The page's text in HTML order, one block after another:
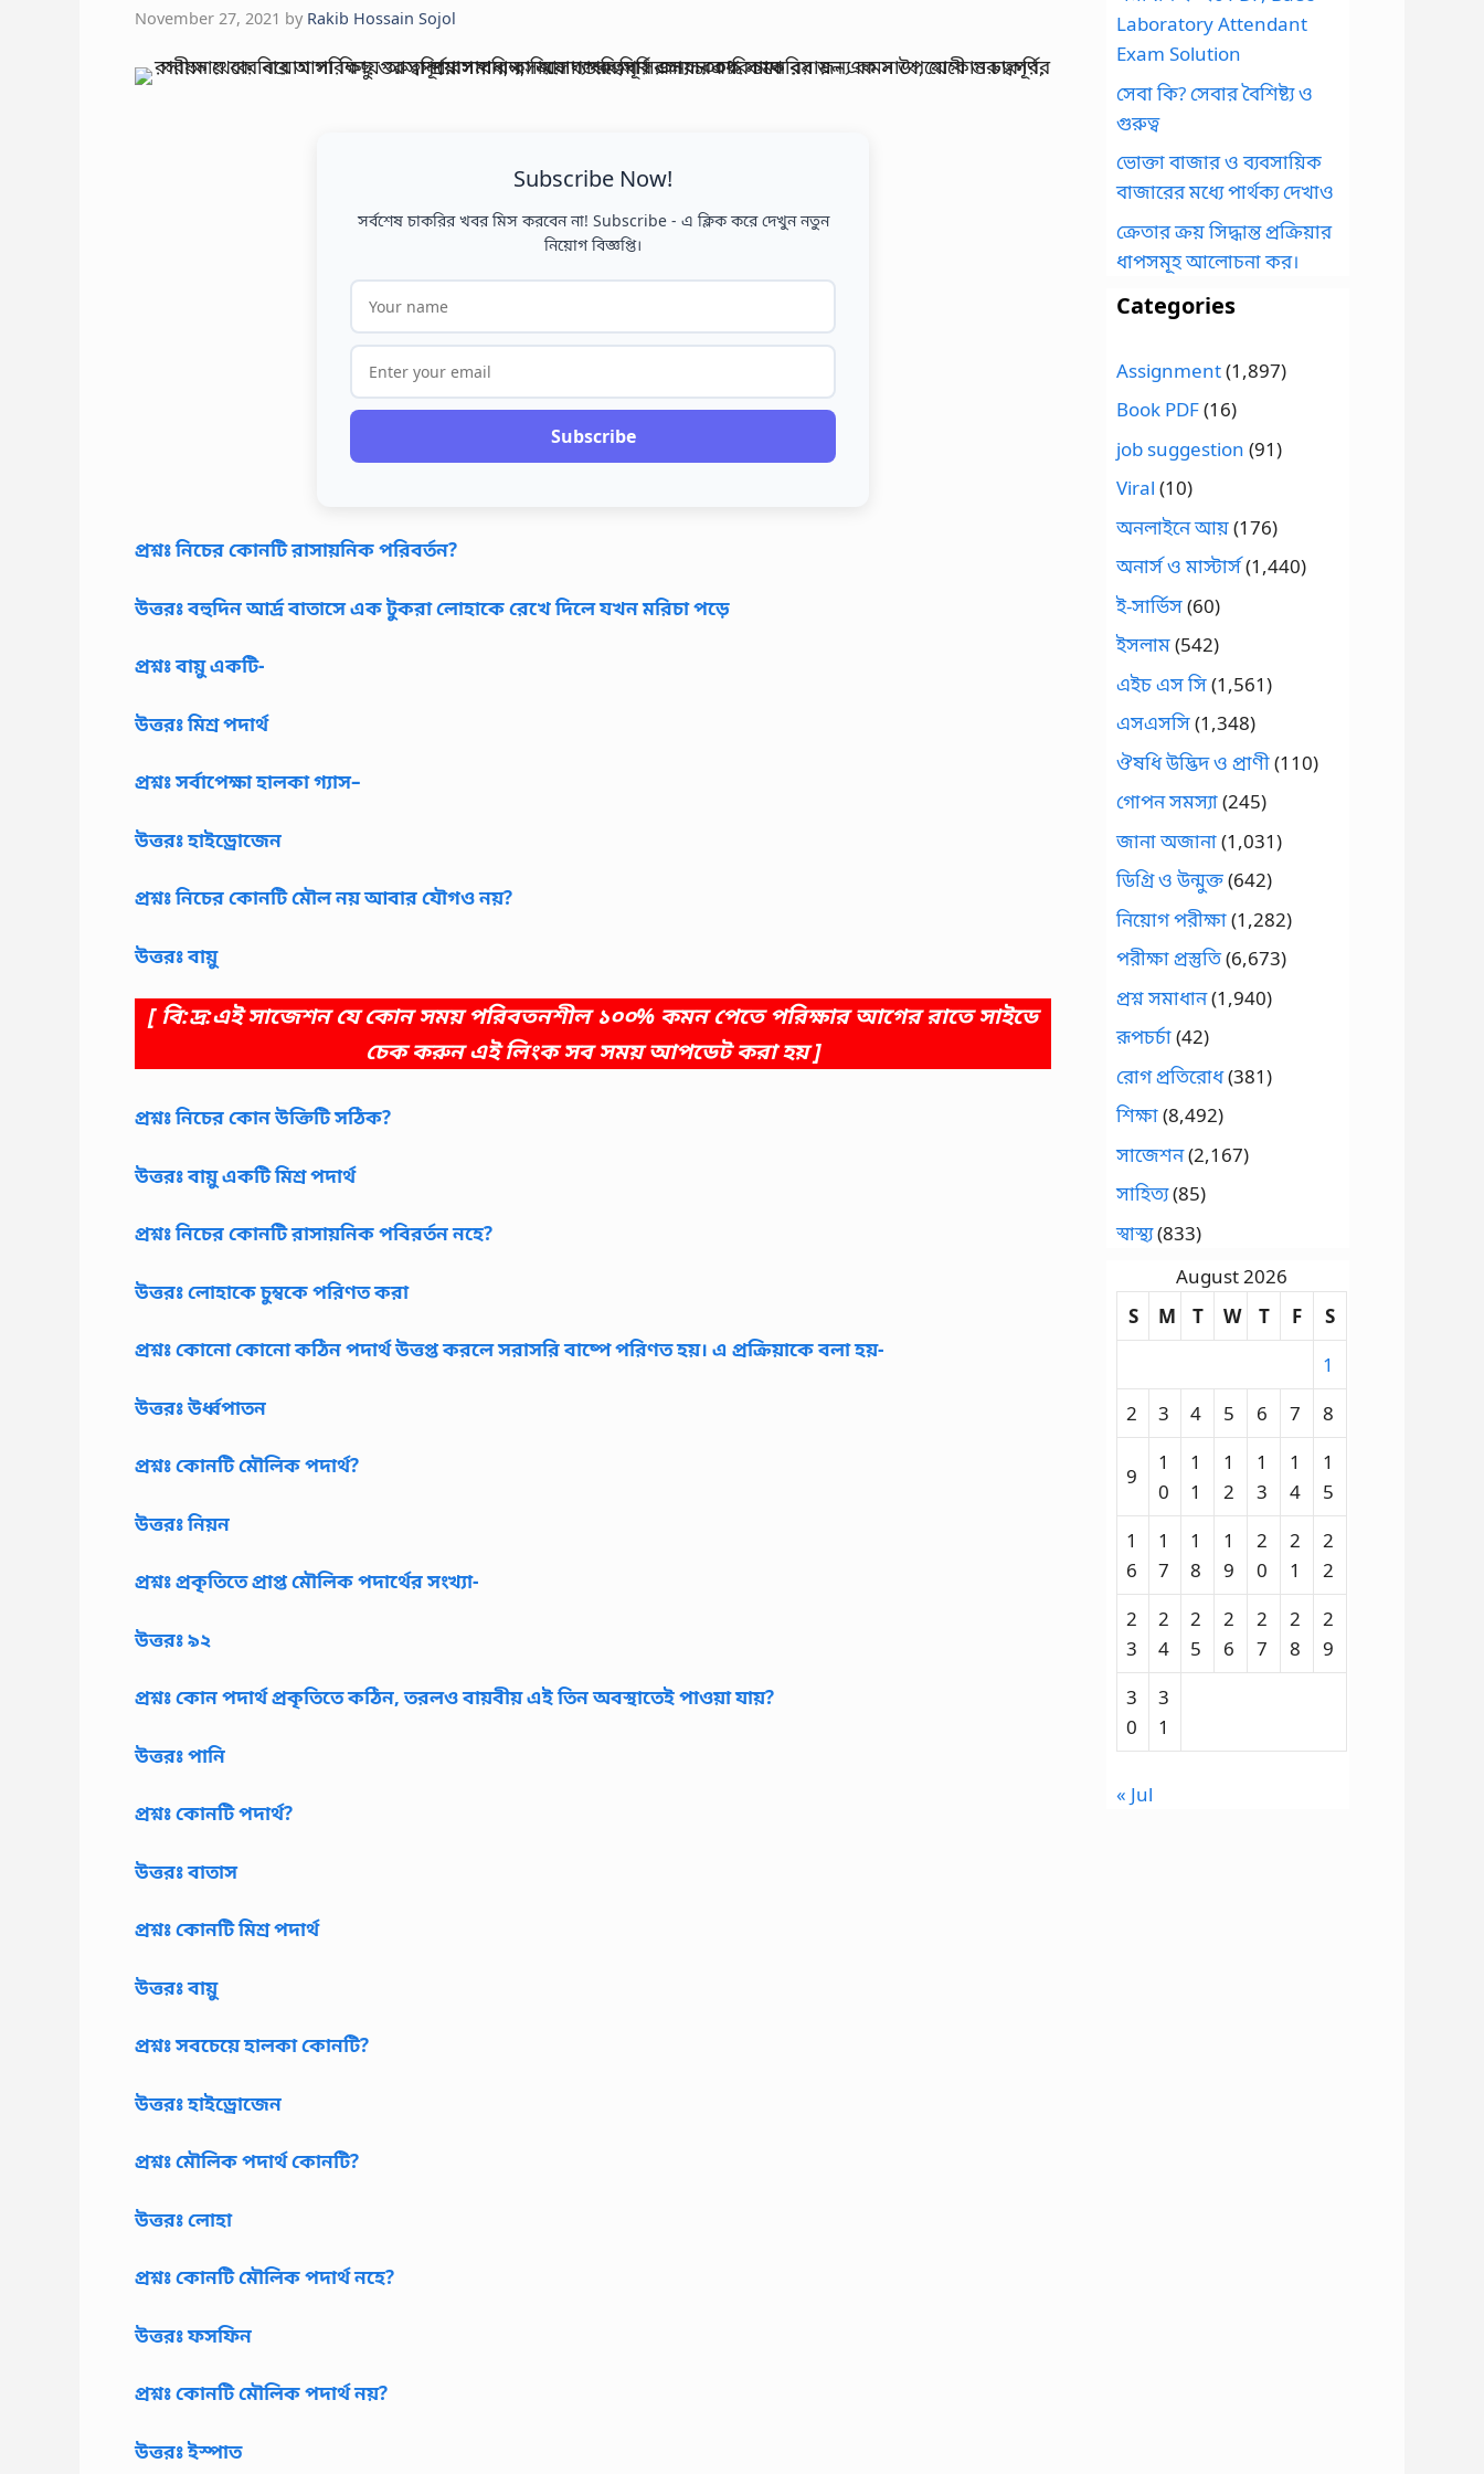
November 27, 2021 by Rakib Hossain Sojol
Subscribe Now!
সর্বশেষ চাকরির খবর মিস করবেন না! Subscribe - এ ক্লিক করে দেখুন নতুন
নিয়োগ বিজ্ঞপ্তি।
Subscribe
প্রশ্নঃ নিচের কোনটি রাসায়নিক পরিবর্তন?
উত্তরঃ বহুদিন আর্দ্র বাতাসে এক টুকরা লোহাকে রেখে দিলে যখন মরিচা পড়ে
প্রশ্নঃ বায়ু একটি-
উত্তরঃ মিশ্র পদার্থ
প্রশ্নঃ সর্বাপেক্ষা হালকা গ্যাস–
উত্তরঃ হাইড্রোজেন
প্রশ্নঃ নিচের কোনটি মৌল নয় আবার যৌগও নয়?
উত্তরঃ বায়ু
[ বি:দ্র:এই সাজেশন যে কোন সময় পরিবতনশীল ১০০% কমন পেতে পরিক্ষার আগের রাতে সাইডে
চেক করুন এই লিংক সব সময় আপডেট করা হয় ]
প্রশ্নঃ নিচের কোন উক্তিটি সঠিক?
উত্তরঃ বায়ু একটি মিশ্র পদার্থ
প্রশ্নঃ নিচের কোনটি রাসায়নিক পবিরর্তন নহে?
উত্তরঃ লোহাকে চুম্বকে পরিণত করা
প্রশ্নঃ কোনো কোনো কঠিন পদার্থ উত্তপ্ত করলে সরাসরি বাষ্পে পরিণত হয়। এ প্রক্রিয়াকে বলা হয়-
উত্তরঃ উর্ধ্বপাতন
প্রশ্নঃ কোনটি মৌলিক পদার্থ?
উত্তরঃ নিয়ন
প্রশ্নঃ প্রকৃতিতে প্রাপ্ত মৌলিক পদার্থের সংখ্যা-
উত্তরঃ ৯২
প্রশ্নঃ কোন পদার্থ প্রকৃতিতে কঠিন, তরলও বায়বীয় এই তিন অবস্থাতেই পাওয়া যায়?
উত্তরঃ পানি
প্রশ্নঃ কোনটি পদার্থ?
উত্তরঃ বাতাস
প্রশ্নঃ কোনটি মিশ্র পদার্থ
উত্তরঃ বায়ু
প্রশ্নঃ সবচেয়ে হালকা কোনটি?
উত্তরঃ হাইড্রোজেন
প্রশ্নঃ মৌলিক পদার্থ কোনটি?
উত্তরঃ লোহা
প্রশ্নঃ কোনটি মৌলিক পদার্থ নহে?
উত্তরঃ ফসফিন
প্রশ্নঃ কোনটি মৌলিক পদার্থ নয়?
উত্তরঃ ইস্পাত
Laboratory Attendant
Exam Solution
সেবা কি? সেবার বৈশিষ্ট্য ও
গুরুত্ব
ভোক্তা বাজার ও ব্যবসায়িক
বাজারের মধ্যে পার্থক্য দেখাও
ক্রেতার ক্রয় সিদ্ধান্ত প্রক্রিয়ার
ধাপসমূহ আলোচনা কর।
Categories
Assignment(1,897)
Book PDF(16)
job suggestion (91)
Viral (10)
অনলাইনে আয়(176)
অনার্স ও মাস্টার্স(1,440)
ই-সার্ভিস(60)
ইসলাম(542)
এইচ এস সি(1,561)
এসএসসি(1,348)
ঔষধি উদ্ভিদ ও প্রাণী(110)
গোপন সমস্যা(245)
জানা অজানা(1,031)
ডিগ্রি ও উন্মুক্ত(642)
নিয়োগ পরীক্ষা(1,282)
পরীক্ষা প্রস্তুতি(6,673)
প্রশ্ন সমাধান(1,940)
রূপচর্চা(42)
রোগ প্রতিরোধ(381)
শিক্ষা(8,492)
সাজেশন(2,167)
সাহিত্য(85)
স্বাস্থ্য(833)
August 2026
S
M T W T F
S
1
2
3 4 5 6 7 8
9
1
0
1
1
1
2
1
3
1
4
1
5
1
6
1
7
1
8
1
9
2
0
2
1
2
2
2
3
2
4
2
5
2
6
2
7
2
8
2
9
3
0
3
1
« Jul